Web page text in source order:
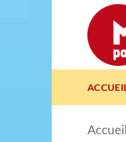
Accueil